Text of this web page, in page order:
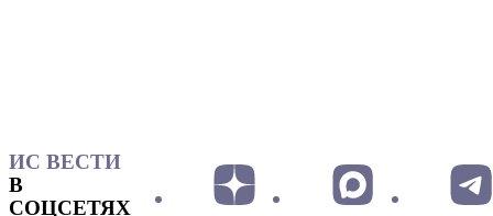
ИС ВЕСТИ
В
СОЦСЕТЯХ